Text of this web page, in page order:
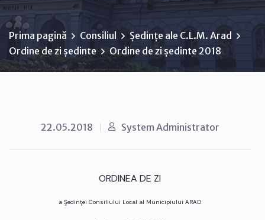
Prima pagină Consiliul
Ședințe ale C.L.M. Arad
Ordine de zi ședinte
Ordine de zi ședinte 2018
22.05.2018 System Administrator
ORDINEA DE ZI
a Şedinţei Consiliului Local al Municipiului ARAD